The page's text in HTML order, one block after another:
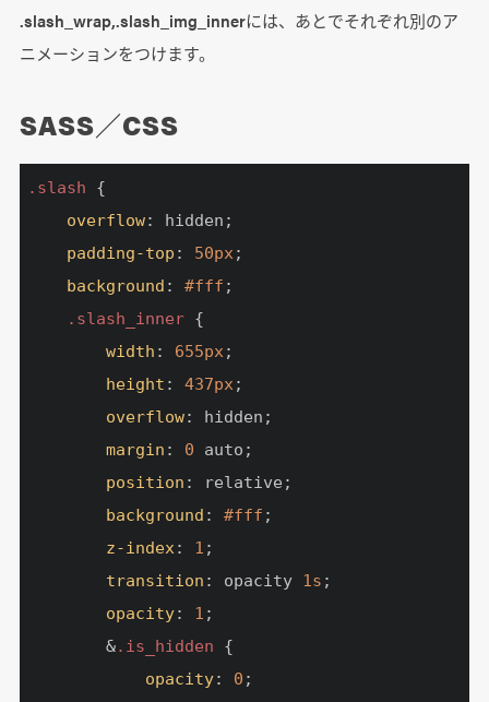
.slash_wrap,.slash_img_innerには、あとでそれぞれ別のア
ニメーションをつけます。
SASS／CSS
.slash {
overflow: hidden;
padding-top : 50px;
background : #fff ;
.slash_inner {
width : 655px;
height : 437px;
overflow: hidden;
margin : 0 auto;
position : relative;
background : #fff ;
z-index: 1 ;
transition : opacity 1s ;
opacity: 1 ;
        &
.is_hidden {
opacity: 0 ;